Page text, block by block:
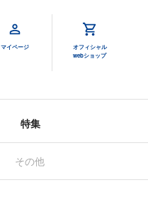
マイページ
オフィシャル
webショップ
特集
その他